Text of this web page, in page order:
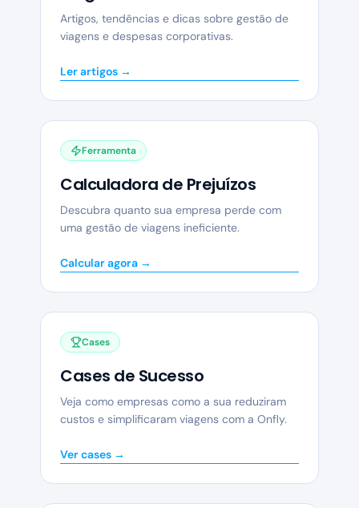
Artigos, tendências e dicas sobre gestão de
viagens e despesas corporativas.
Ler artigos →
Ferramenta
Calculadora de Prejuízos
Descubra quanto sua empresa perde com
uma gestão de viagens ineficiente.
Calcular agora →
Cases
Cases de Sucesso
Veja como empresas como a sua reduziram
custos e simplificaram viagens com a Onfly.
Ver cases →